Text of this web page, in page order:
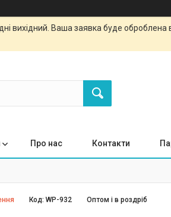
вихідний. Ваша заявка буде
Про нас Контакти
Оптом і в роздріб
Код:WP-932